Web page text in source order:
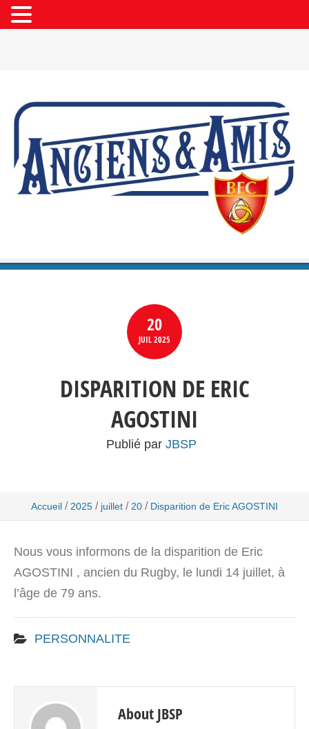
20
JUIL2025
DISPARITION DE ERIC
AGOSTINI
Publié par JBSP
Accueil / 2025 / juillet / 20 / Disparition de Eric AGOSTINI
Nous vous informons de la disparition de Eric
AGOSTINI , ancien du Rugby, le lundi 14 juillet, à
l’âge de 79 ans.
PERSONNALITE
About JBSP